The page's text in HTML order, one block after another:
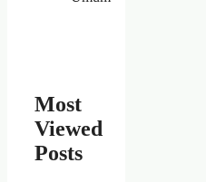
Most
Viewed
Posts